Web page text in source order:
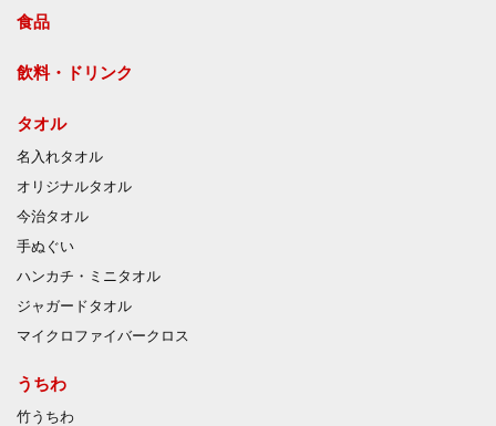
食品
飲料・ドリンク
タオル
名入れタオル
オリジナルタオル
今治タオル
手ぬぐい
ハンカチ・ミニタオル
ジャガードタオル
マイクロファイバークロス
うちわ
竹うちわ